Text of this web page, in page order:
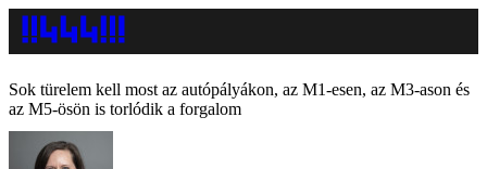
Sok türelem kell most az autópályákon, az M1-esen, az M3-ason és
az M5-ösön is torlódik a forgalom